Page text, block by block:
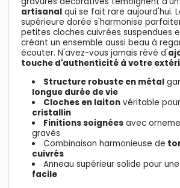
artisanalqui se fait rare aujourd'hui.
supérieure dorée s'harmonise
petites cloches cuivrées suspendues
créant un ensemble aussi beau à
écouter. N'avez-vous jamais rêvé d'
touche d'authenticité à votre
Structure robuste en métal
longue durée de vie
Cloches en laiton véritable
cristallin
Finitions soignées avec
gravés
Combinaison harmonieuse de
cuivrés
Anneau supérieur solide pour une
facile